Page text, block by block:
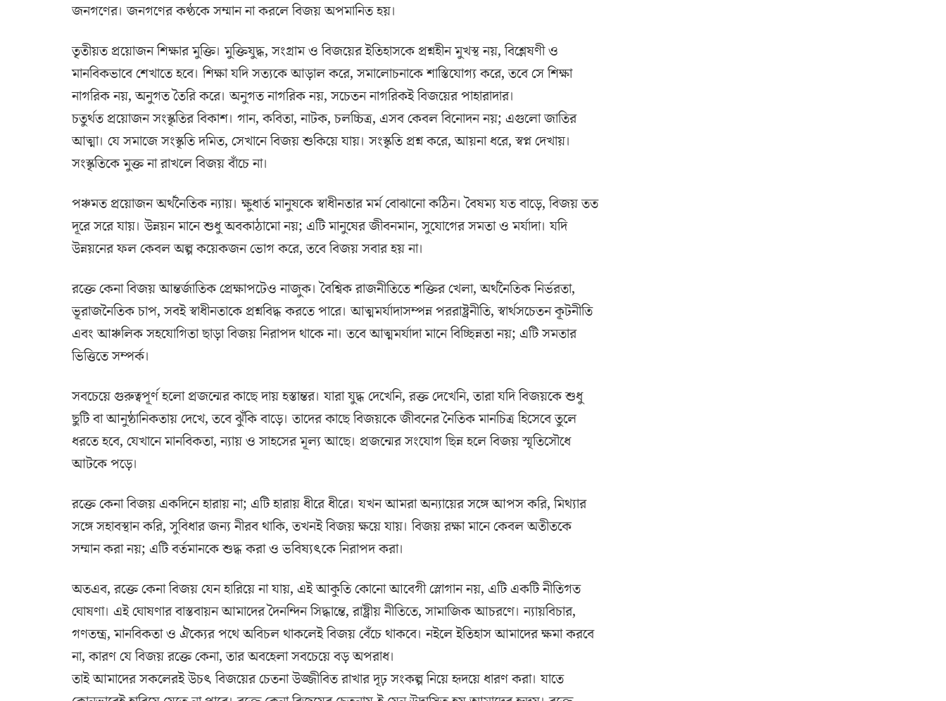
জনগণের। জনগণের কণ্ঠকে সম্মান না করলে বিজয় অপমানিত হয়।
তৃতীয়ত প্রয়োজন শিক্ষার মুক্তি। মুক্তিযুদ্ধ, সংগ্রাম ও বিজয়ের ইতিহাসকে প্রশ্নহীন মুখস্থ নয়, বিশ্লেষণী ও
মানবিকভাবে শেখাতে হবে। শিক্ষা যদি সত্যকে আড়াল করে, সমালোচনাকে শাস্তিযোগ্য করে, তবে সে শিক্ষা
নাগরিক নয়, অনুগত তৈরি করে। অনুগত নাগরিক নয়, সচেতন নাগরিকই বিজয়ের পাহারাদার।
চতুর্থত প্রয়োজন সংস্কৃতির বিকাশ। গান, কবিতা, নাটক, চলচ্চিত্র, এসব কেবল বিনোদন নয়; এগুলো জাতির
আত্মা। যে সমাজে সংস্কৃতি দমিত, সেখানে বিজয় শুকিয়ে যায়। সংস্কৃতি প্রশ্ন করে, আয়না ধরে, স্বপ্ন দেখায়।
সংস্কৃতিকে মুক্ত না রাখলে বিজয় বাঁচে না।
পঞ্চমত প্রয়োজন অর্থনৈতিক ন্যায়। ক্ষুধার্ত মানুষকে স্বাধীনতার মর্ম বোঝানো কঠিন। বৈষম্য যত বাড়ে, বিজয় তত
দূরে সরে যায়। উন্নয়ন মানে শুধু অবকাঠামো নয়; এটি মানুষের জীবনমান, সুযোগের সমতা ও মর্যাদা। যদি
উন্নয়নের ফল কেবল অল্প কয়েকজন ভোগ করে, তবে বিজয় সবার হয় না।
রক্তে কেনা বিজয় আন্তর্জাতিক প্রেক্ষাপটেও নাজুক। বৈশ্বিক রাজনীতিতে শক্তির খেলা, অর্থনৈতিক নির্ভরতা,
ভূরাজনৈতিক চাপ, সবই স্বাধীনতাকে প্রশ্নবিদ্ধ করতে পারে। আত্মমর্যাদাসম্পন্ন পররাষ্ট্রনীতি, স্বার্থসচেতন কূটনীতি
এবং আঞ্চলিক সহযোগিতা ছাড়া বিজয় নিরাপদ থাকে না। তবে আত্মমর্যাদা মানে বিচ্ছিন্নতা নয়; এটি সমতার
ভিত্তিতে সম্পর্ক।
সবচেয়ে গুরুত্বপূর্ণ হলো প্রজন্মের কাছে দায় হস্তান্তর। যারা যুদ্ধ দেখেনি, রক্ত দেখেনি, তারা যদি বিজয়কে শুধু
ছুটি বা আনুষ্ঠানিকতায় দেখে, তবে ঝুঁকি বাড়ে। তাদের কাছে বিজয়কে জীবনের নৈতিক মানচিত্র হিসেবে তুলে
ধরতে হবে, যেখানে মানবিকতা, ন্যায় ও সাহসের মূল্য আছে। প্রজন্মের সংযোগ ছিন্ন হলে বিজয় স্মৃতিসৌধে
আটকে পড়ে।
রক্তে কেনা বিজয় একদিনে হারায় না; এটি হারায় ধীরে ধীরে। যখন আমরা অন্যায়ের সঙ্গে আপস করি, মিথ্যার
সঙ্গে সহাবস্থান করি, সুবিধার জন্য নীরব থাকি, তখনই বিজয় ক্ষয়ে যায়। বিজয় রক্ষা মানে কেবল অতীতকে
সম্মান করা নয়; এটি বর্তমানকে শুদ্ধ করা ও ভবিষ্যৎকে নিরাপদ করা।
অতএব, রক্তে কেনা বিজয় যেন হারিয়ে না যায়, এই আকুতি কোনো আবেগী স্লোগান নয়, এটি একটি নীতিগত
ঘোষণা। এই ঘোষণার বাস্তবায়ন আমাদের দৈনন্দিন সিদ্ধান্তে, রাষ্ট্রীয় নীতিতে, সামাজিক আচরণে। ন্যায়বিচার,
গণতন্ত্র, মানবিকতা ও ঐক্যের পথে অবিচল থাকলেই বিজয় বেঁচে থাকবে। নইলে ইতিহাস আমাদের ক্ষমা করবে
না, কারণ যে বিজয় রক্তে কেনা, তার অবহেলা সবচেয়ে বড় অপরাধ।
তাই আমাদের সকলেরই উচৎ বিজয়ের চেতনা উজ্জীবিত রাখার দৃঢ় সংকল্প নিয়ে হৃদয়ে ধারণ করা। যাতে